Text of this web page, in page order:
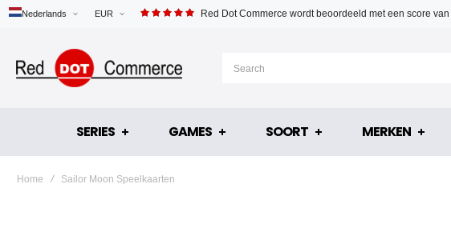
EUR
Nederlands Red Dot Commerce wordt beoordeeld met een score van
SERIES GAMES SOORT MERKEN
Home Sailor Moon Speelkaarten